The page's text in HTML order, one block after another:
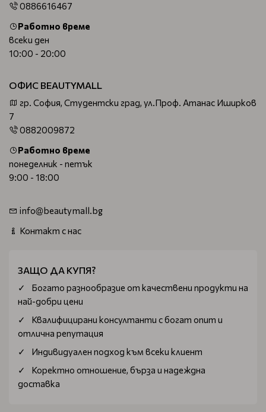
0886616467
Работно време
всеки ден
10:00 - 20:00
ОФИС BEAUTYMALL
гр. София, Студентски град, ул.Проф. Атанас Иширков
7
0882009872
Работно време
понеделник - петък
9:00 - 18:00
info@beautymall.bg
Контакт с нас
ЗАЩО ДА КУПЯ?
Богатo разнообразие от качествени продукти на
най-добри цени
Квалифицирани консултанти с богат опит и
отлична репутация
Индивидуален подход към всеки клиент
Коректно отношение, бърза и надеждна
доставка